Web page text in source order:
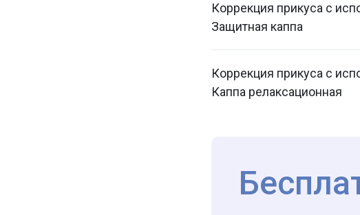
Коррекция прикуса с
Защитная каппа
Коррекция прикуса с
Каппа релаксационная